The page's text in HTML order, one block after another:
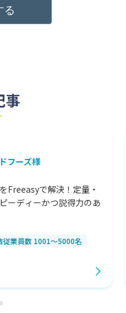
事
ズ様
で解決！定量・
ィーかつ説得力のあ
数 1001～5000名